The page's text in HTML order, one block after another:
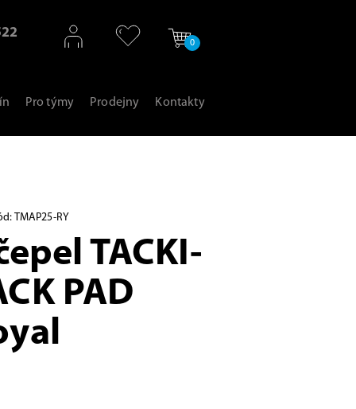
0
Pro týmy Prodejny Kontakty
TMAP25-RY
TACKI-
PAD